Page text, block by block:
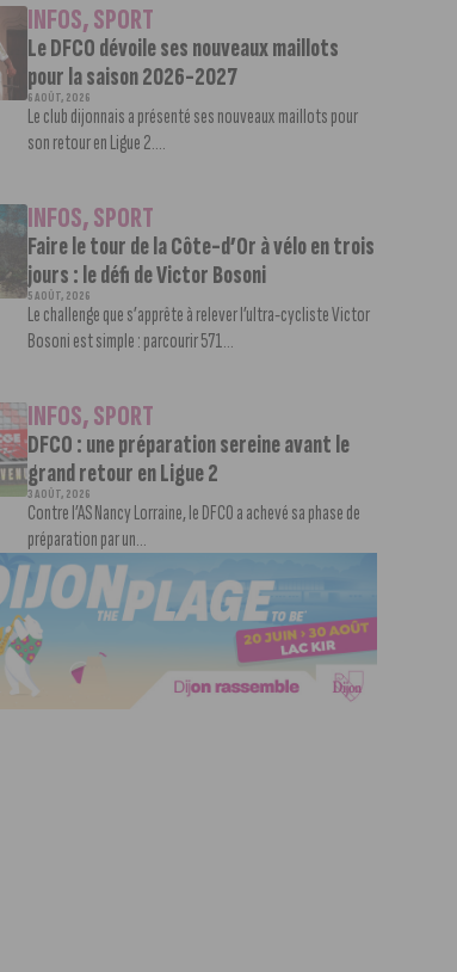
INFOS,SPORT
Le DFCO dévoile ses nouveaux maillots
pour la saison 2026-2027
6 AOÛT, 2026
Le club dijonnais a présenté ses nouveaux maillots pour
son retour en Ligue 2....
INFOS,SPORT
Faire le tour de la Côte-d’Or à vélo en trois
jours : le défi de Victor Bosoni
5 AOÛT, 2026
Le challenge que s’apprête à relever l’ultra-cycliste Victor
Bosoni est simple : parcourir 571...
INFOS,SPORT
DFCO : une préparation sereine avant le
grand retour en Ligue 2
3 AOÛT, 2026
Contre l’AS Nancy Lorraine, le DFCO a achevé sa phase de
préparation par un...